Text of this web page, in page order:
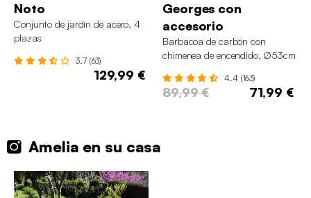
Noto
Conjunto de jardín de acero, 4
plazas
3.7 (63)
129,99 €
Georges con
accesorio
Barbacoa de carbón con
chimenea de encendido, Ø53cm
4.4 (163)
89,99 € 71,99 €
Amelia en su casa